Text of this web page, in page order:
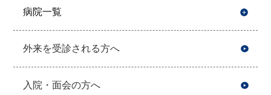
病院一覧
外来を受診される方へ
入院・面会の方へ